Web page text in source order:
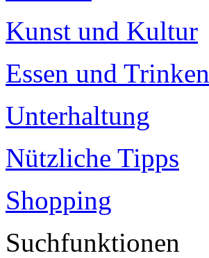
Kunst und Kultur
Essen und Trinken
Unterhaltung
Nützliche Tipps
Shopping
Suchfunktionen